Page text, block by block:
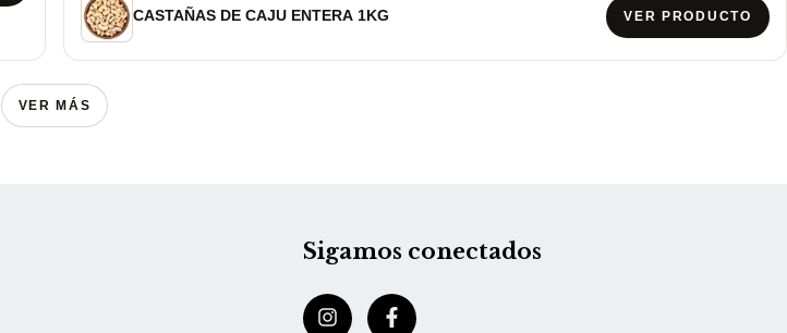
CASTAÑAS DE CAJU ENTERA 1KG VER PRODUCTO
VER MÁS
Sigamos conectados